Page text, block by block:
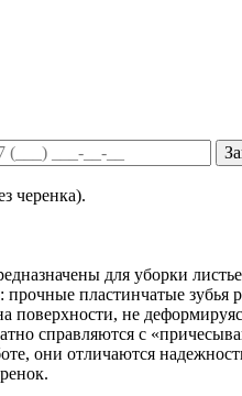
черенка).
для уборки
пластинчатые зубья
поверхности, не
справляются с
они отличаются